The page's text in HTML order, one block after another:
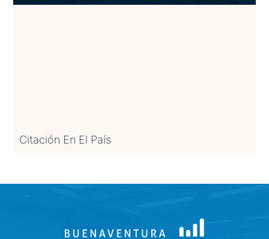
Citación En El País